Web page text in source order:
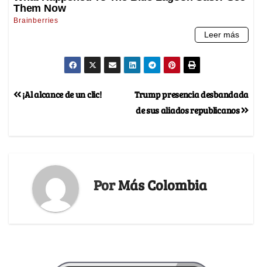
Trump presencia desbandada
de sus aliados republicanos
¡Al alcance de un clic!
PorMás Colombia